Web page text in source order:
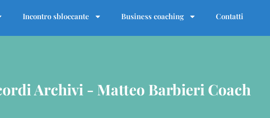
Incontro sbloccante Business coaching Contatti
Archivi - Matteo Barbieri Coach